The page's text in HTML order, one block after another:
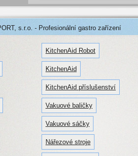
s.r.o. - Profesionální gastro zařízení
KitchenAid Robot
KitchenAid
KitchenAid příslušenství
Vakuové baličky
Vakuové sáčky
Nářezové stroje